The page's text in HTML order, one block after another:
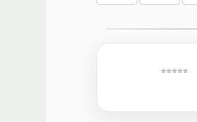
⭐⭐⭐⭐⭐